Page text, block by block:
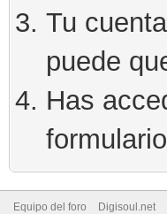
Tu
puede
Has
Equipo del foro Digisoul.net